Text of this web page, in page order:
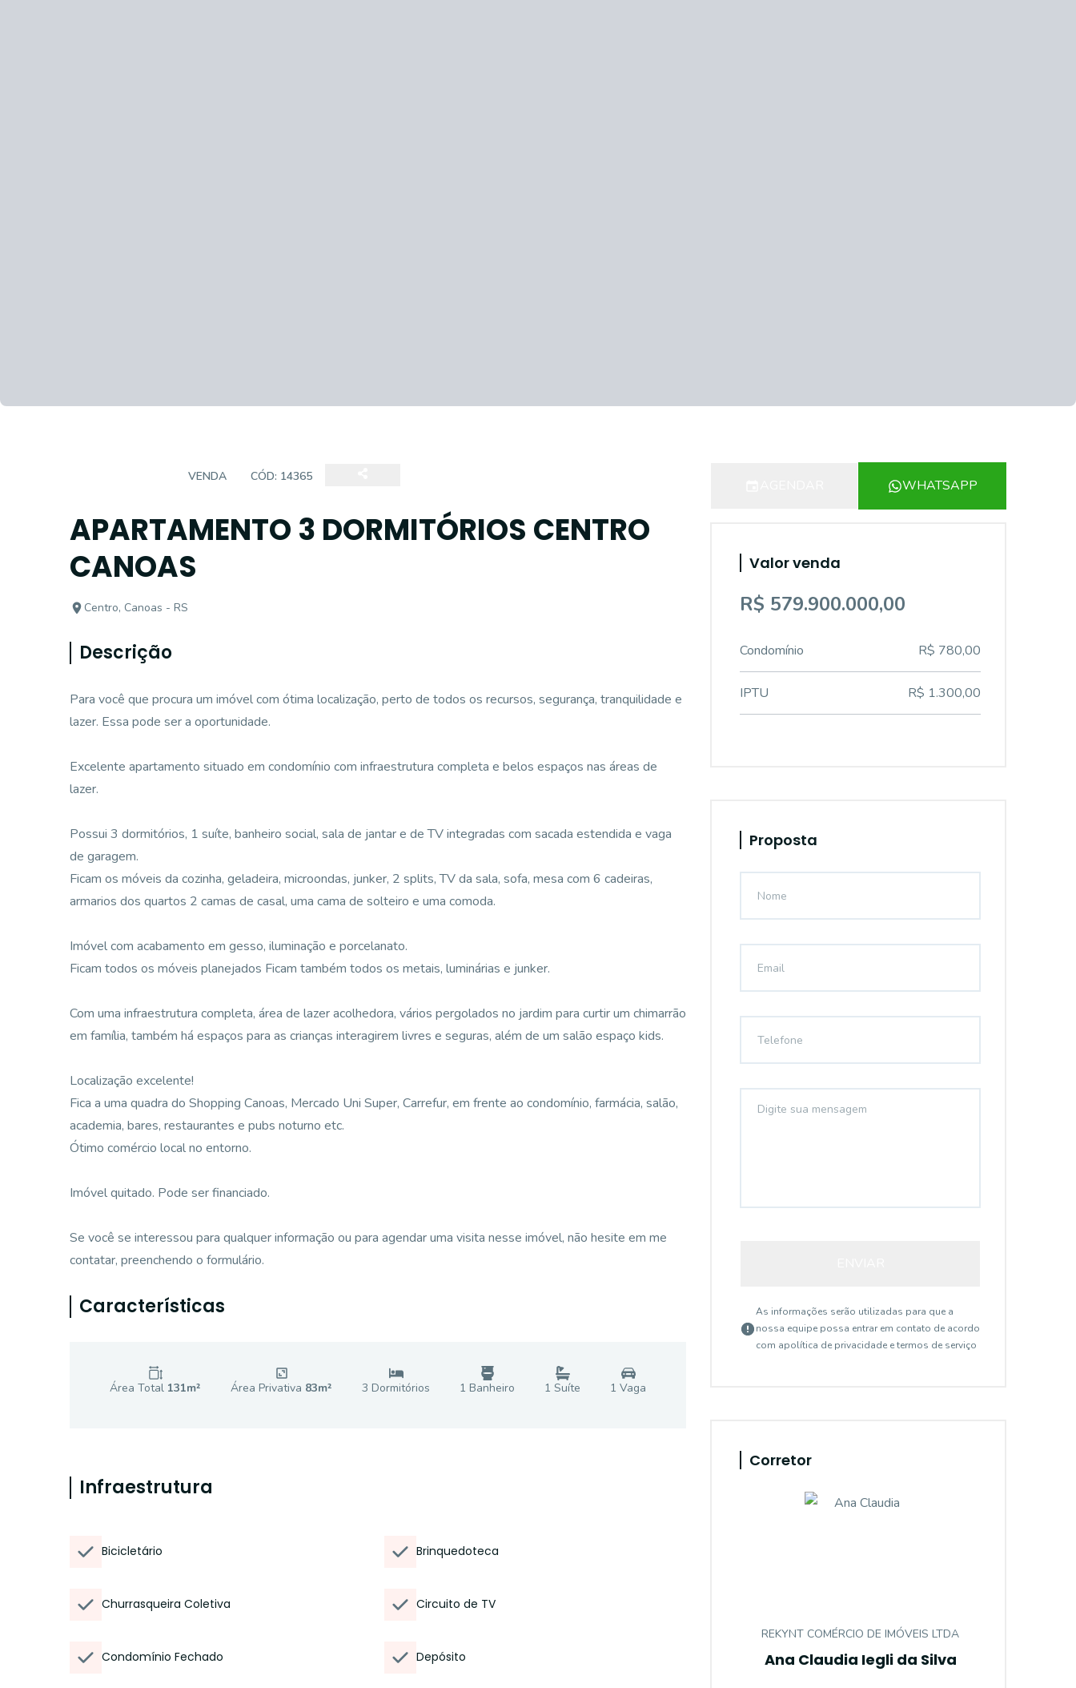
VENDA CÓD: 14365
APARTAMENTO 3 DORMITÓRIOS CENTRO
CANOAS
Centro, Canoas - RS
Descrição
Para você que procura um imóvel com ótima localização, perto de todos os recursos, segurança, tranquilidade e
lazer. Essa pode ser a oportunidade.
Excelente apartamento situado em condomínio com infraestrutura completa e belos espaços nas áreas de
lazer.
Possui 3 dormitórios, 1 suíte, banheiro social, sala de jantar e de TV integradas com sacada estendida e vaga
de garagem.
Ficam os móveis da cozinha, geladeira, microondas, junker, 2 splits, TV da sala, sofa, mesa com 6 cadeiras,
armarios dos quartos 2 camas de casal, uma cama de solteiro e uma comoda.
Imóvel com acabamento em gesso, iluminação e porcelanato.
Ficam todos os móveis planejados Ficam também todos os metais, luminárias e junker.
Com uma infraestrutura completa, área de lazer acolhedora, vários pergolados no jardim para curtir um chimarrão
em família, também há espaços para as crianças interagirem livres e seguras, além de um salão espaço kids.
Localização excelente!
Fica a uma quadra do Shopping Canoas, Mercado Uni Super, Carrefur, em frente ao condomínio, farmácia, salão,
academia, bares, restaurantes e pubs noturno etc.
Ótimo comércio local no entorno.
Imóvel quitado. Pode ser financiado.
Se você se interessou para qualquer informação ou para agendar uma visita nesse imóvel, não hesite em me
contatar, preenchendo o formulário.
Características
Área Total 131m² Área Privativa 83m² 3 Dormitórios 1 Banheiro 1 Suíte 1 Vaga
Infraestrutura
Bicicletário Brinquedoteca
Churrasqueira Coletiva Circuito de TV
Condomínio Fechado Depósito
WHATSAPP
Valor venda
R$ 579.900.000,00
Condomínio R$ 780,00
IPTU R$ 1.300,00
Proposta
As informações serão utilizadas para que a
nossa equipe possa entrar em contato de acordo
com apolítica de privacidade e termos de serviço
Corretor
REKYNT COMÉRCIO DE IMÓVEIS LTDA
Ana Claudia Iegli da Silva